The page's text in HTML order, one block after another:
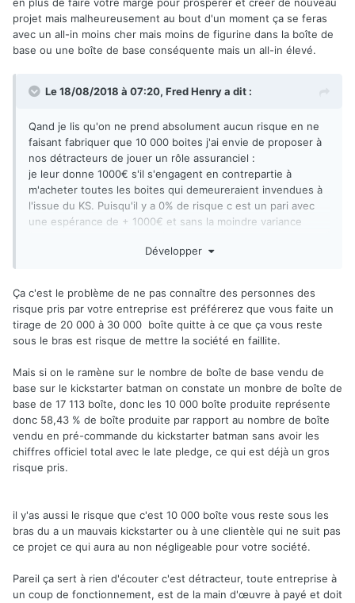
projet mais malheureusement au bout d'un moment ça se feras
avec un all-in moins cher mais moins de figurine dans la boîte de
base ou une boîte de base conséquente mais un all-in élevé.
Le 18/08/2018 à 07:20, Fred Henrya dit :
Qand je lis qu'on ne prend absolument aucun risque en ne
faisant fabriquer que 10 000 boites j'ai envie de proposer à
nos détracteurs de jouer un rôle assuranciel :
je leur donne 1000€ s'il s'engagent en contrepartie à
m'acheter toutes les boites qui demeureraient invendues à
l'issue du KS. Puisqu'il y a 0% de risque c est un pari avec
une espérance de + 1000€ et sans la moindre variance
complètement con, il est impossible de le refuser.
Développer
Ça c'est le problème de ne pas connaître des personnes des
risque pris par votre entreprise est préférerez que vous faite un
tirage de 20 000 à 30 000 boîte quitte à ce que ça vous reste
sous le bras est risque de mettre la société en faillite.
Mais si on le ramène sur le nombre de boîte de base vendu de
base sur le kickstarter batman on constate un monbre de boîte de
base de 17 113 boîte, donc les 10 000 boîte produite représente
donc 58,43 % de boîte produite par rapport au nombre de boîte
vendu en pré-commande du kickstarter batman sans avoir les
chiffres officiel total avec le late pledge, ce qui est déjà un gros
risque pris.
il y'as aussi le risque que c'est 10 000 boîte vous reste sous les
bras du a un mauvais kickstarter ou à une clientèle qui ne suit pas
ce projet ce qui aura au non négligeable pour votre société.
Pareil ça sert à rien d'écouter c'est détracteur, toute entreprise à
un coup de fonctionnement, est de la main d'œuvre à payé et doit